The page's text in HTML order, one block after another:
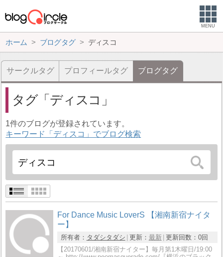
MENU
ホーム ブログタグ ディスコ
サークルタグ プロフィールタグ ブログタグ
タグ ディスコ
1件のブログが登録されています。
キーワード「ディスコ」でブログ検索
For Dance Music LoverS 【湘南新宿ナイタ
ー】
所有者： タダシタダシ 更新： 最新 更新回数： 0回
【20170601/湘南新宿ナイター】毎月第1木曜日/19:00